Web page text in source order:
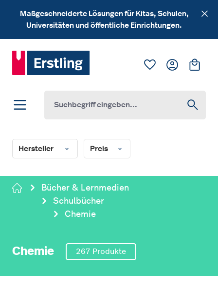
Zum Hauptinhalt springen
Maßgeschneiderte Lösungen für Kitas, Schulen,
Universitäten und öffentliche Einrichtungen.
Du hast 0
Hersteller Preis
Bücher & Lernmedien
Schulbücher
Chemie
Chemie 267 Produkte